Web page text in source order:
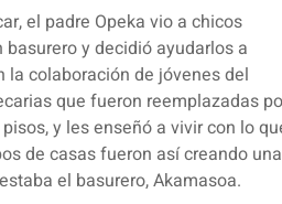
el padre Opeka vio a chicos
y decidió ayudarlos a
la colaboración de jóvenes del
que fueron reemplazadas
y les enseñó a vivir con lo
de casas fueron así creando una
el basurero, Akamasoa.